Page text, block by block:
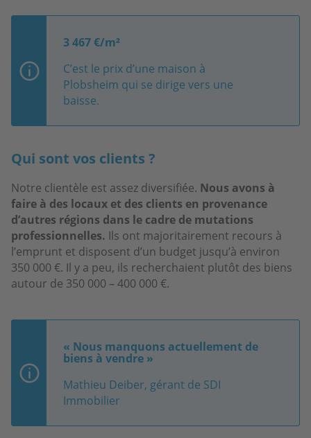
3 467 €/m²
C’est le prix d’une maison à
Plobsheim qui se dirige vers une
baisse.
Qui sont vos clients ?
Notre clientèle est assez diversifiée. Nous avons à
faire à des locaux et des clients en provenance
d’autres régions dans le cadre de mutations
professionnelles. Ils ont majoritairement recours à
l’emprunt et disposent d’un budget jusqu’à environ
350 000 €. Il y a peu, ils recherchaient plutôt des biens
autour de 350 000 – 400 000 €.
« Nous manquons actuellement de
biens à vendre »
Mathieu Deiber, gérant de SDI
Immobilier